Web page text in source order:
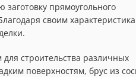
прямоугольного
своим
строительства различных
поверхностям, брус из